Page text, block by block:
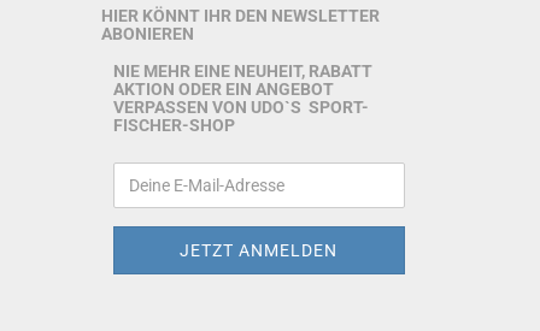
HIER KÖNNT IHR DEN NEWSLETTER
ABONIEREN
NIE MEHR EINE NEUHEIT, RABATT
AKTION ODER EIN ANGEBOT
VERPASSEN VON UDO`S SPORT-
FISCHER-SHOP